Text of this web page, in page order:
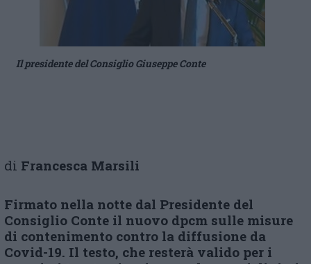
Il presidente del Consiglio Giuseppe Conte
di Francesca Marsili
Firmato nella notte dal Presidente del
Consiglio Conte il nuovo dpcm sulle misure
di contenimento contro la diffusione da
Covid-19. Il testo, che resterà valido per i